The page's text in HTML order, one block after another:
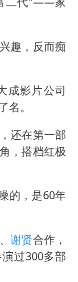
趣，反而痴
成影片公司
。
还在第一部
，搭档红极
的，是60年
谢贤合作，
过300多部